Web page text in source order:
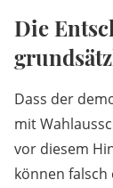
Die
Dass der
mit
vor diesem
können